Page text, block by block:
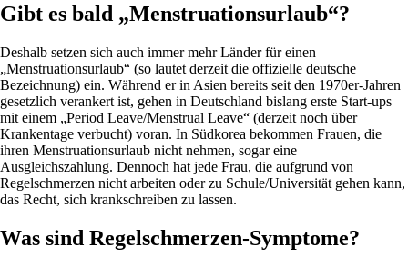
Gibt es bald „Menstruationsurlaub“?
Deshalb setzen sich auch immer mehr Länder für einen
„Menstruationsurlaub“ (so lautet derzeit die offizielle deutsche
Bezeichnung) ein. Während er in Asien bereits seit den 1970er-Jahren
gesetzlich verankert ist, gehen in Deutschland bislang erste Start-ups
mit einem „Period Leave/Menstrual Leave“ (derzeit noch über
Krankentage verbucht) voran. In Südkorea bekommen Frauen, die
ihren Menstruationsurlaub nicht nehmen, sogar eine
Ausgleichszahlung. Dennoch hat jede Frau, die aufgrund von
Regelschmerzen nicht arbeiten oder zu Schule/Universität gehen kann,
das Recht, sich krankschreiben zu lassen.
Was sind Regelschmerzen-Symptome?